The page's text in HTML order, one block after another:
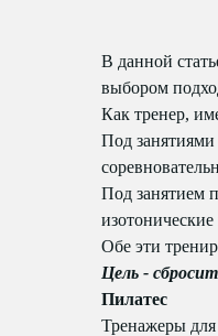
В данной
выбором
Как тренер,
Под занятиями
Под занятием
Обе эти
Цель -
Пилатес
Тренажеры для